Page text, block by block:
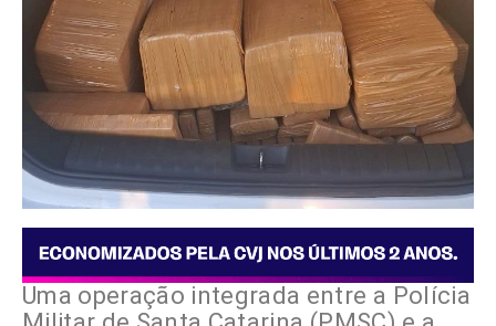
Uma operação integrada entre a Polícia